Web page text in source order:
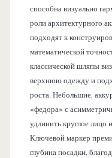
способна визуально
роли архитектурного
подходят к
математической
классической шляпы
верхнюю одежду и
роста. Небольшие,
«федора» с
удлинить круглое лицо
Ключевой маркер
глубина посадки,